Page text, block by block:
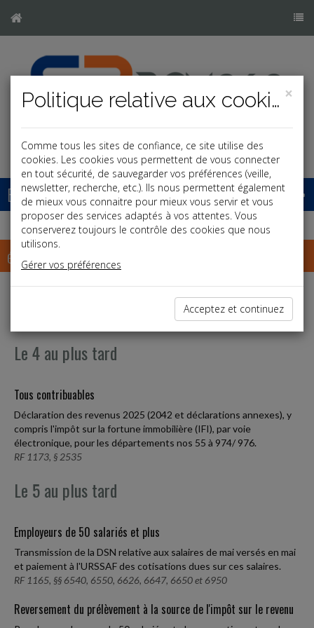
Base documentaire
échéancier
Le 4 au plus tard
Tous contribuables
Déclaration des revenus 2025 (2042 et déclarations annexes), y
compris l'impôt sur la fortune immobilière (IFI), par voie
électronique, pour les départements nos 55 à 974/ 976.
RF 1173, § 2535
Le 5 au plus tard
Employeurs de 50 salariés et plus
Transmission de la DSN relative aux salaires de mai versés en mai
et paiement à l'URSSAF des cotisations dues sur ces salaires.
RF 1165, §§ 6540, 6550, 6626, 6647, 6650 et 6950
Reversement du prélèvement à la source de l'impôt sur le revenu
×
Politique relative aux cookies
Comme tous les sites de confiance, ce site utilise des
cookies. Les cookies vous permettent de vous connecter
en tout sécurité, de sauvegarder vos préférences (veille,
newsletter, recherche, etc.). Ils nous permettent également
de mieux vous connaitre pour mieux vous servir et vous
proposer des services adaptés à vos attentes. Vous
conserverez toujours le contrôle des cookies que nous
utilisons.
Gérer vos préférences
Acceptez et continuez